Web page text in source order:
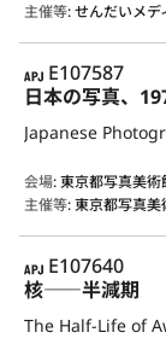
主催等:せんだいメデ
APJ
E107587
日本の写真、
会場:東京都写真美術
主催等:東京都写真美
APJ
E107640
核――半減期